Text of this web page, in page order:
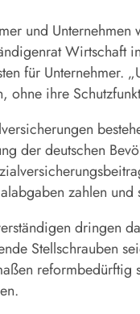
und
Wirtschaft
für Unternehmer.
ohne ihre
der deutschen
zahlen
dringen
Stellschrauben
reformbedürftig